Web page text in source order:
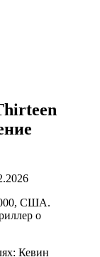
США.
о
Кевин